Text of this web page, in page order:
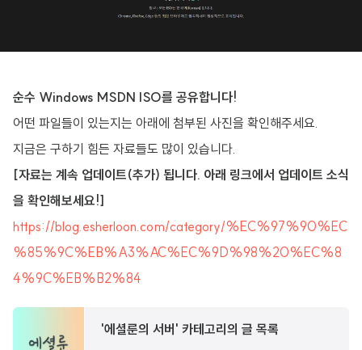
순수 Windows MSDN ISO를 공유합니다!
어떤 파일들이 있는지는 아래에 첨부된 사진을 확인해주세요.
지금은 구하기 힘든 자료들도 많이 있습니다.
[자료는 계속 업데이트(추가) 됩니다. 아래 링크에서 업데이트 소식
을 확인해보세요!]
https://blog.esherloon.com/category/%EC%97%90%EC
%85%9C%EB%A3%AC%EC%9D%98%20%EC%8
4%9C%EB%B2%84
'에셜룬의 서버' 카테고리의 글 목록